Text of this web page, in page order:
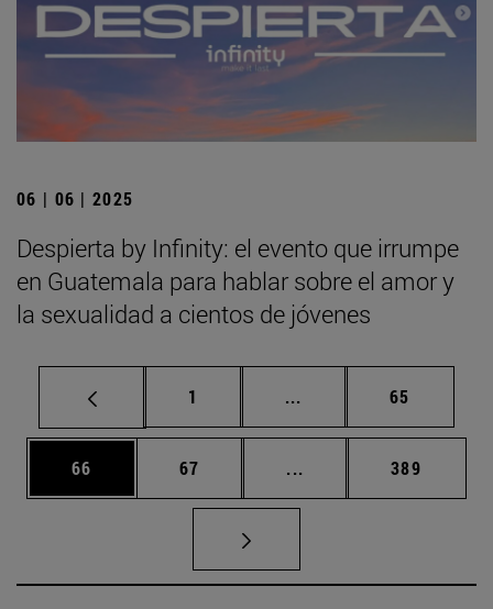
06 | 06 | 2025
Despierta by Infinity: el evento que irrumpe
en Guatemala para hablar sobre el amor y
la sexualidad a cientos de jóvenes
Página
1 ... Páginas intermedias
Página
65
Página
66 Página
67 ... Páginas intermedias
Página
389